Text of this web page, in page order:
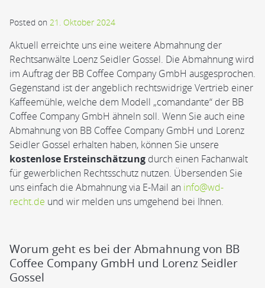
Posted on 21. Oktober 2024
Aktuell erreichte uns eine weitere Abmahnung der
Rechtsanwälte Loenz Seidler Gossel. Die Abmahnung wird
im Auftrag der BB Coffee Company GmbH ausgesprochen.
Gegenstand ist der angeblich rechtswidrige Vertrieb einer
Kaffeemühle, welche dem Modell „comandante“ der BB
Coffee Company GmbH ähneln soll. Wenn Sie auch eine
Abmahnung von BB Coffee Company GmbH und Lorenz
Seidler Gossel erhalten haben, können Sie unsere
kostenlose Ersteinschätzung durch einen Fachanwalt
für gewerblichen Rechtsschutz nutzen. Übersenden Sie
uns einfach die Abmahnung via E-Mail an info@wd-
recht.de und wir melden uns umgehend bei Ihnen.
Worum geht es bei der Abmahnung von BB
Coffee Company GmbH und Lorenz Seidler
Gossel